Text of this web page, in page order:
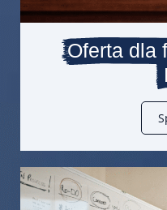
Oferta dla